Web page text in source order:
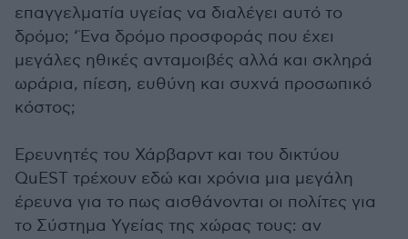
επαγγελματία υγείας να διαλέγει αυτό το
δρόμο; ‘Ένα δρόμο προσφοράς που έχει
μεγάλες ηθικές ανταμοιβές αλλά και σκληρά
ωράρια, πίεση, ευθύνη και συχνά προσωπικό
κόστος;
Ερευνητές του Χάρβαρντ και του δικτύου
QuEST τρέχουν εδώ και χρόνια μια μεγάλη
έρευνα για το πως αισθάνονται οι πολίτες για
το Σύστημα Υγείας της χώρας τους: αν